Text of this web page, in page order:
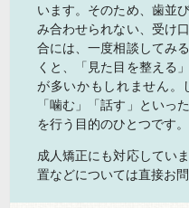
います。そのため、歯並
み合わせられない、受け
合には、一度相談してみ
くと、「見た目を整える
が多いかもしれません。
「噛む」「話す」といっ
を行う目的のひとつです。
成人矯正にも対応してい
置などについては直接お